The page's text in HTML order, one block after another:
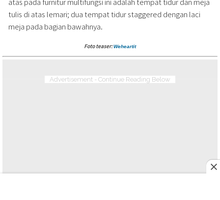
tulis di atas lemari; dua tempat tidur staggered dengan laci
meja pada bagian bawahnya.
Foto teaser:Weheartit
Advertisement - Continue Reading Below